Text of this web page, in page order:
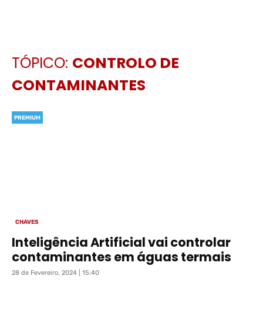
TÓPICO: CONTROLO DE
CONTAMINANTES
CHAVES
PREMIUM
Inteligência Artificial vai controlar
contaminantes em águas termais
28 de Fevereiro, 2024 | 15:40